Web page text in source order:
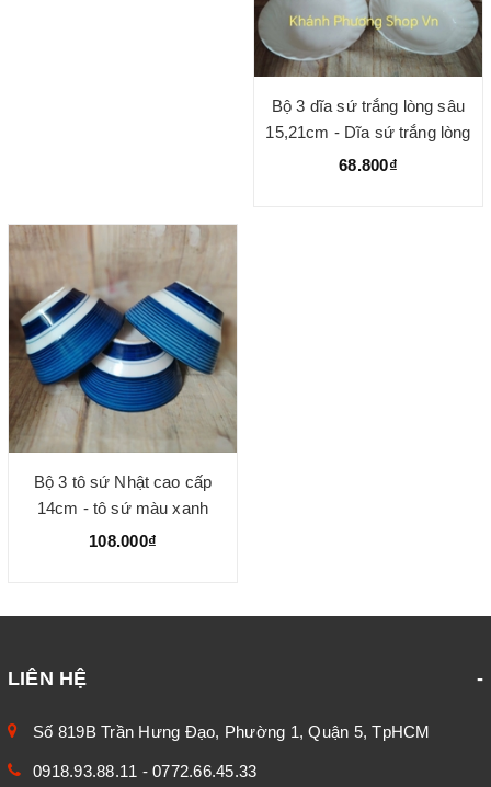
Bộ 3 dĩa sứ trắng lòng sâu
15,21cm - Dĩa sứ trắng lòng
sâu
68.800₫
Bộ 3 tô sứ Nhật cao cấp
14cm - tô sứ màu xanh
dương
108.000₫
LIÊN HỆ
Số 819B Trần Hưng Đạo, Phường 1, Quận 5, TpHCM
0918.93.88.11 - 0772.66.45.33